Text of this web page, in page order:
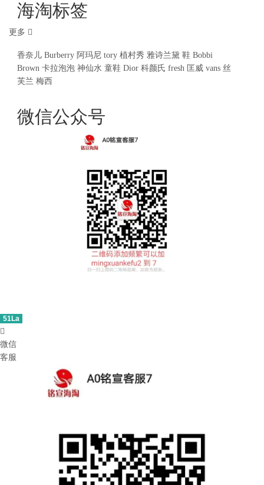
海淘标签
更多
香奈儿 Burberry 阿玛尼 tory 植村秀 雅诗兰黛 鞋 Bobbi
Brown 卡拉泡泡 神仙水 童鞋 Dior 科颜氏 fresh 匡威 vans 丝
芙兰 梅西
微信公众号
51La

微信
客服